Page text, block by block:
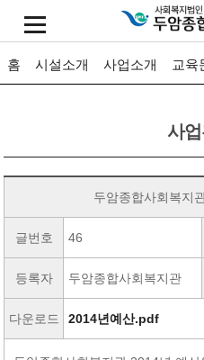
홈 시설소개 사업소개 교육
사
두암종합사회복지
글번호 46
등록자 두암종합사회복지관
다운로드 2014년예산.pdf